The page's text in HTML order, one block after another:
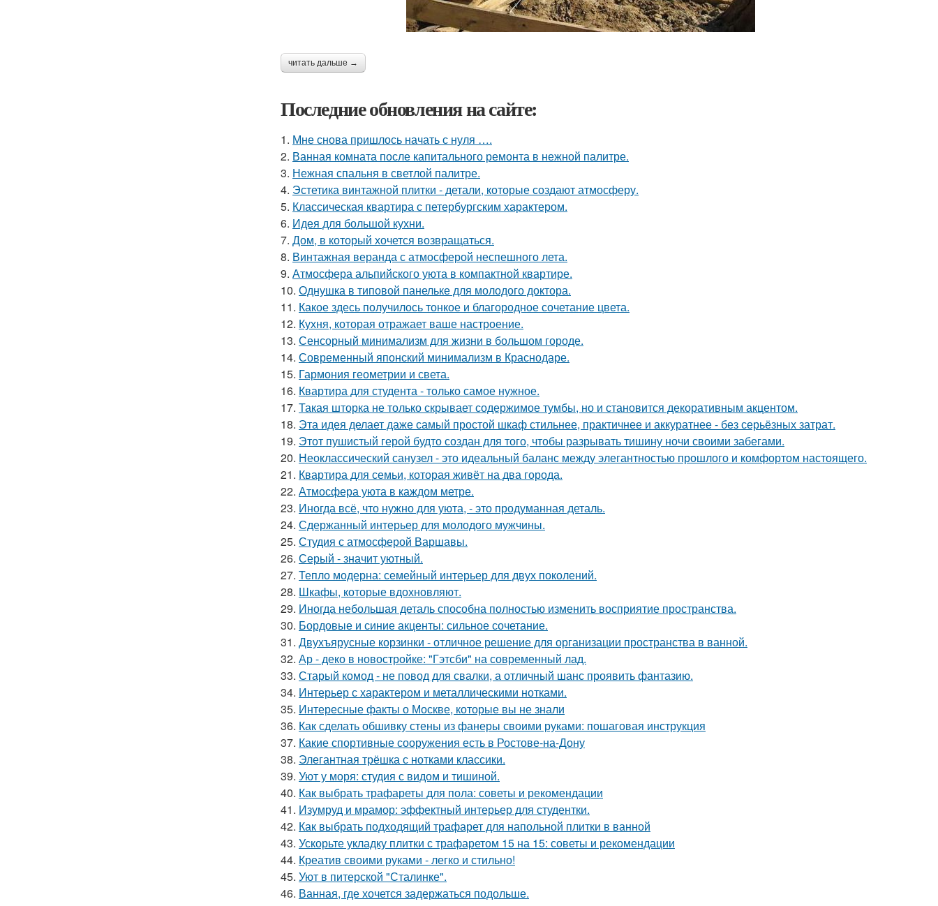
читать дальше →
Последние обновления на сайте:
1. Мне снова пришлось начать с нуля ….
2. Ванная комната после капитального ремонта в нежной палитре.
3. Нежная спальня в светлой палитре.
4. Эстетика винтажной плитки - детали, которые создают атмосферу.
5. Классическая квартира с петербургским характером.
6. Идея для большой кухни.
7. Дом, в который хочется возвращаться.
8. Винтажная веранда с атмосферой неспешного лета.
9. Атмосфера альпийского уюта в компактной квартире.
10. Однушка в типовой панельке для молодого доктора.
11. Какое здесь получилось тонкое и благородное сочетание цвета.
12. Кухня, которая отражает ваше настроение.
13. Сенсорный минимализм для жизни в большом городе.
14. Современный японский минимализм в Краснодаре.
15. Гармония геометрии и света.
16. Квартира для студента - только самое нужное.
17. Такая шторка не только скрывает содержимое тумбы, но и становится декоративным акцентом.
18. Эта идея делает даже самый простой шкаф стильнее, практичнее и аккуратнее - без серьёзных затрат.
19. Этот пушистый герой будто создан для того, чтобы разрывать тишину ночи своими забегами.
20. Неоклассический санузел - это идеальный баланс между элегантностью прошлого и комфортом настоящего.
21. Квартира для семьи, которая живёт на два города.
22. Атмосфера уюта в каждом метре.
23. Иногда всё, что нужно для уюта, - это продуманная деталь.
24. Сдержанный интерьер для молодого мужчины.
25. Студия с атмосферой Варшавы.
26. Серый - значит уютный.
27. Тепло модерна: семейный интерьер для двух поколений.
28. Шкафы, которые вдохновляют.
29. Иногда небольшая деталь способна полностью изменить восприятие пространства.
30. Бордовые и синие акценты: сильное сочетание.
31. Двухъярусные корзинки - отличное решение для организации пространства в ванной.
32. Ар - деко в новостройке: "Гэтсби" на современный лад.
33. Старый комод - не повод для свалки, а отличный шанс проявить фантазию.
34. Интерьер с характером и металлическими нотками.
35. Интересные факты о Москве, которые вы не знали
36. Как сделать обшивку стены из фанеры своими руками: пошаговая инструкция
37. Какие спортивные сооружения есть в Ростове-на-Дону
38. Элегантная трёшка с нотками классики.
39. Уют у моря: студия с видом и тишиной.
40. Как выбрать трафареты для пола: советы и рекомендации
41. Изумруд и мрамор: эффектный интерьер для студентки.
42. Как выбрать подходящий трафарет для напольной плитки в ванной
43. Ускорьте укладку плитки с трафаретом 15 на 15: советы и рекомендации
44. Креатив своими руками - легко и стильно!
45. Уют в питерской "Сталинке".
46. Ванная, где хочется задержаться подольше.